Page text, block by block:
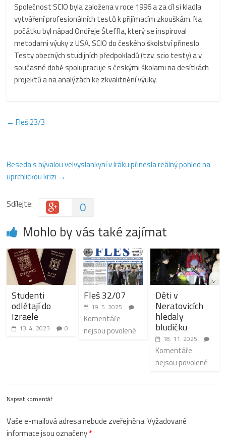
Společnost SCIO byla založena v roce 1996 a za cíl si kladla
vytváření profesionálních testů k přijímacím zkouškám. Na
počátku byl nápad Ondřeje Šteffla, který se inspiroval
metodami výuky z USA. SCIO do českého školství přineslo
Testy obecných studijních předpokladů (tzv. scio testy) a v
současné době spolupracuje s českými školami na desítkách
projektů a na analýzách ke zkvalitnění výuky.
← Fleš 23/3
Beseda s bývalou velvyslankyní v Iráku přinesla reálný pohled na
uprchlickou krizi →
Sdílejte: 0
Mohlo by vás také zajímat
Studenti
odlétají do
Izraele
13. 4. 2023 0
Fleš 32/07
19. 5. 2025
Komentáře
nejsou povolené
Děti v
Neratovicích
hledaly
bludičku
18. 11. 2025
Komentáře
nejsou povolené
Napsat komentář
Vaše e-mailová adresa nebude zveřejněna.Vyžadované
informace jsou označeny*